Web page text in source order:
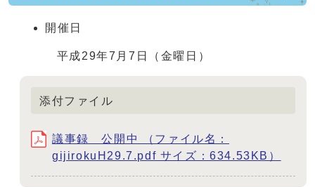
開催日
平成29年7月7日（金曜日）
添付ファイル
議事録 公開中 （ファイル名：
gijirokuH29.7.pdf サイズ：634.53KB）